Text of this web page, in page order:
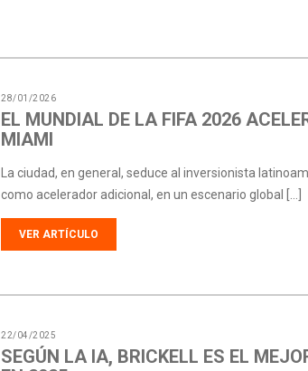
28/01/2026
EL MUNDIAL DE LA FIFA 2026
MIAMI
La ciudad, en general, seduce al inversionista
como acelerador adicional, en un escenario global […]
VER ARTÍCULO
22/04/2025
SEGÚN LA IA, BRICKELL ES EL